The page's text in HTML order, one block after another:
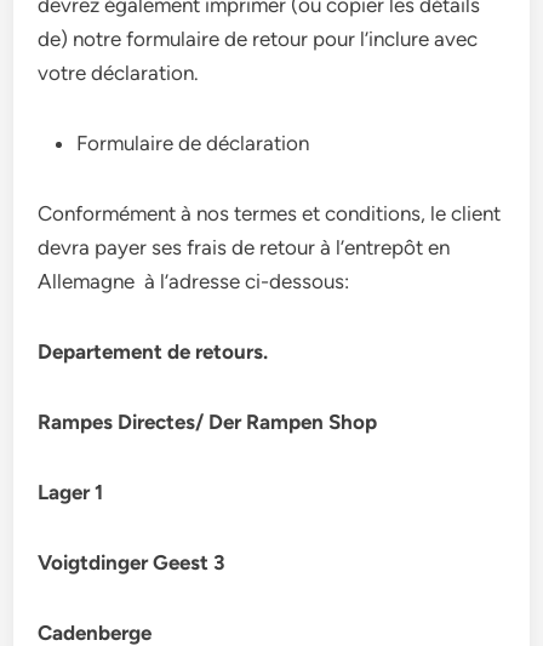
devrez également imprimer (ou copier les détails
de) notre formulaire de retour pour l’inclure avec
votre déclaration.
Formulaire de déclaration
Conformément à nos termes et conditions, le client
devra payer ses frais de retour à l’entrepôt en
Allemagne à l’adresse ci-dessous:
Departement de retours.
Rampes Directes/ Der Rampen Shop
Lager 1
Voigtdinger Geest 3
Cadenberge